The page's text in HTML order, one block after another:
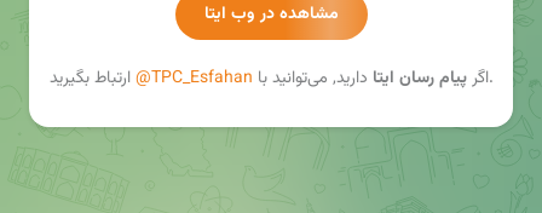
مشاهده در وب ایتا
اگرپیام رسان ایتا دارید, می‌توانید با @TPC_Esfahan ارتباط بگیرید.